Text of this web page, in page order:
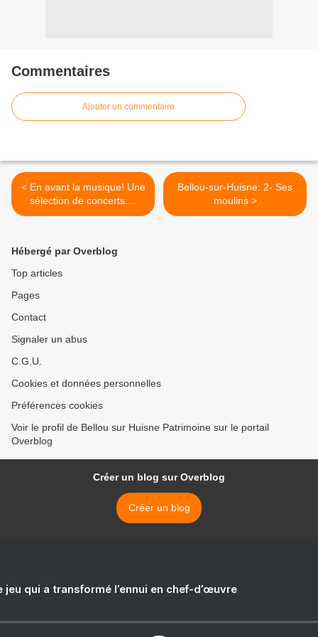
Commentaires
Ajouter un commentaire
< En avant la musique! Une
sélection de concerts....
Bellou-sur-Huisne: 2- Ses
moulins >
Hébergé par Overblog
Top articles
Pages
Contact
Signaler un abus
C.G.U.
Cookies et données personnelles
Préférences cookies
Voir le profil de Bellou sur Huisne Patrimoine sur le portail
Overblog
Créer un blog sur Overblog
Créer un blog
jeu qui a transformé l’ennui en chef-d’œuvre